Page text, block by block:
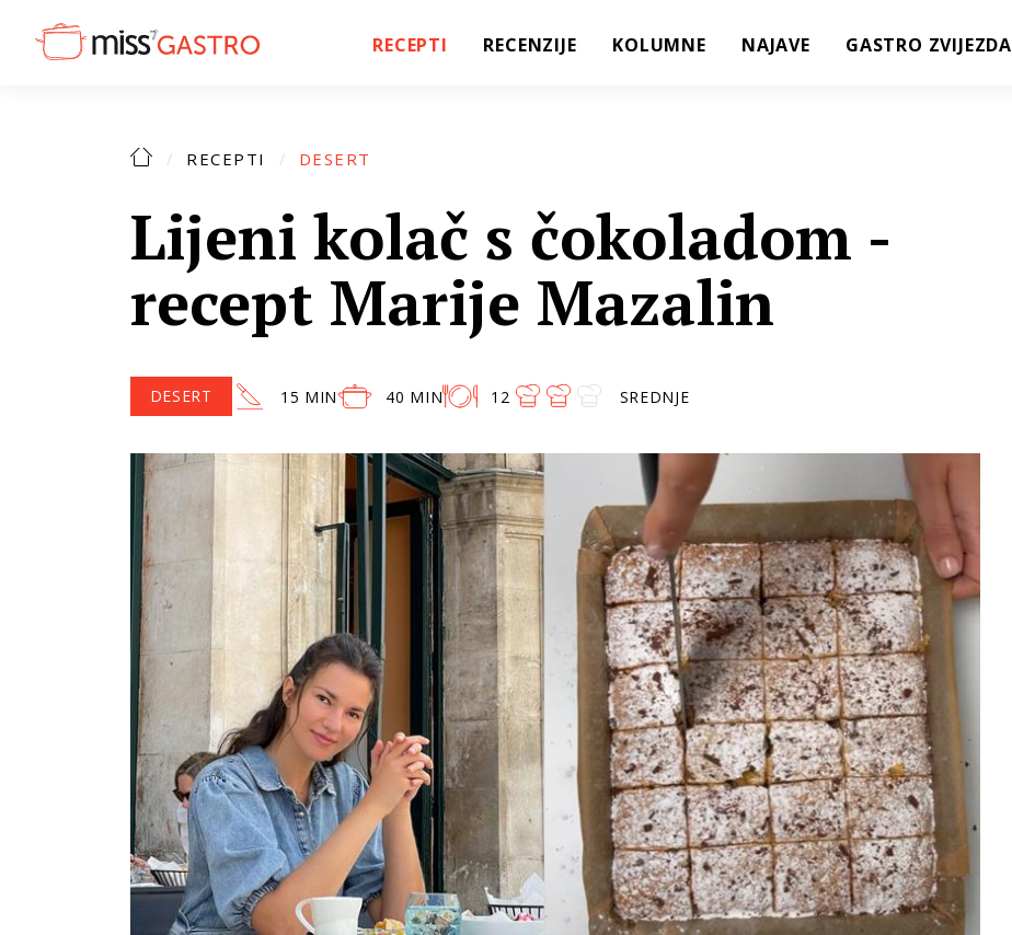
RECEPTI RECENZIJE KOLUMNE NAJAVE GASTRO ZVIJEZDA
RECEPTI DESERT
Lijeni kolač s čokoladom -
recept Marije Mazalin
DESERT 15 MIN 40 MIN 12 SREDNJE